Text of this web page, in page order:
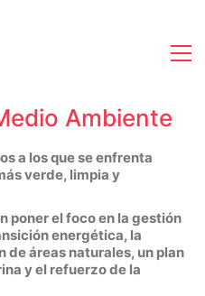
Ambiente
a los que se enfrenta
verde, limpia y
poner el foco en la gestión
energética, la
áreas naturales, un plan
y el refuerzo de la